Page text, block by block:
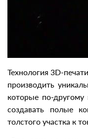
Технология 3D-
производить
которые по-
создавать полые
толстого участка к